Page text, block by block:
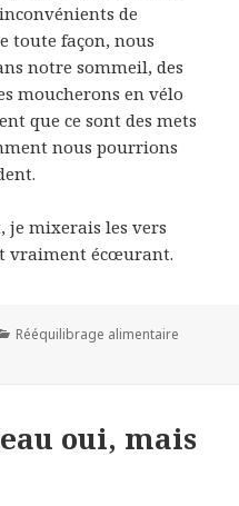
de
toute façon, nous
notre sommeil, des
moucherons en vélo
que ce sont des mets
nous pourrions
je mixerais les vers
vraiment écœurant.
Catégories
Rééquilibrage alimentaire
oui, mais